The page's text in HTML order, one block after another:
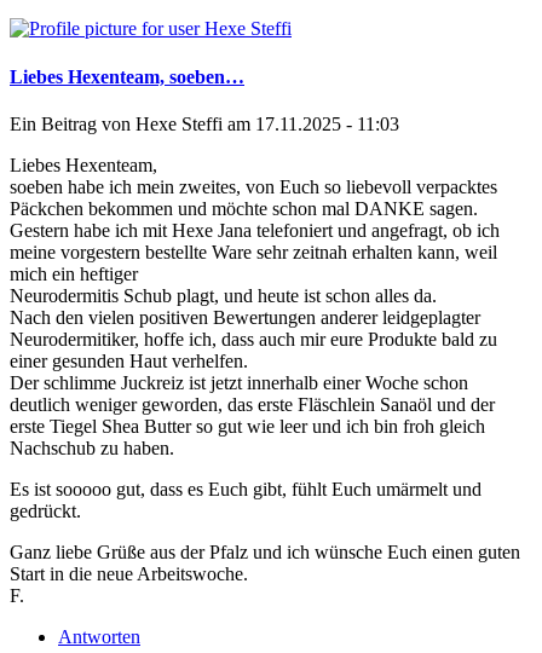
Liebes Hexenteam, soeben…
Ein Beitrag von Hexe Steffi am 17.11.2025 - 11:03
Liebes Hexenteam,
soeben habe ich mein zweites, von Euch so liebevoll verpacktes
Päckchen bekommen und möchte schon mal DANKE sagen.
Gestern habe ich mit Hexe Jana telefoniert und angefragt, ob ich
meine vorgestern bestellte Ware sehr zeitnah erhalten kann, weil
mich ein heftiger
Neurodermitis Schub plagt, und heute ist schon alles da.
Nach den vielen positiven Bewertungen anderer leidgeplagter
Neurodermitiker, hoffe ich, dass auch mir eure Produkte bald zu
einer gesunden Haut verhelfen.
Der schlimme Juckreiz ist jetzt innerhalb einer Woche schon
deutlich weniger geworden, das erste Fläschlein Sanaöl und der
erste Tiegel Shea Butter so gut wie leer und ich bin froh gleich
Nachschub zu haben.
Es ist sooooo gut, dass es Euch gibt, fühlt Euch umärmelt und
gedrückt.
Ganz liebe Grüße aus der Pfalz und ich wünsche Euch einen guten
Start in die neue Arbeitswoche.
F.
Antworten